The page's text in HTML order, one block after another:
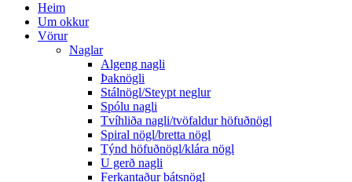
Heim
Um okkur
Vörur
Naglar
Algeng nagli
Þaknögli
Stálnögl/Steypt neglur
Spólu nagli
Tvíhliða nagli/tvöfaldur höfuðnögl
Spiral nögl/bretta nögl
Týnd höfuðnögl/klára nögl
U gerð nagli
Ferkantaður bátsnögl